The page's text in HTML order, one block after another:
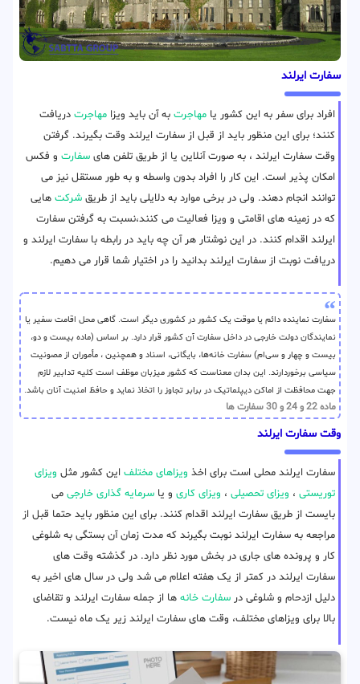
سفارت ایرلند
افراد برای سفر به این کشور یا مهاجرت به آن باید ویزا مهاجرت دریافت
کنند؛ برای این منظور باید از قبل از سفارت ایرلند وقت بگیرند. گرفتن
وقت سفارت ایرلند ، به صورت آنلاین یا از طریق تلفن های سفارت و فکس
امکان پذیر است. این کار را افراد بدون واسطه و به طور مستقل نیز می
توانند انجام دهند. ولی در برخی موارد به دلایلی باید از طریق شرکت هایی
که در زمینه های اقامتی و ویزا فعالیت می کنند،نسبت به گرفتن سفارت
ایرلند اقدام کنند. در این نوشتار هر آن چه باید در رابطه با سفارت ایرلند و
دریافت نوبت از سفارت ایرلند بدانید را در اختیار شما قرار می دهیم.
سفارت نماینده دائم یا موقت یک کشور در کشوری دیگر است. گاهی محل اقامت سفیر یا
نمایندگان دولت‌ خارجی در داخل سفارت آن کشور قرار دارد. بر اساس (ماده بیست و دو،
بیست و چهار و سی‌ام) سفارت خانه‌ها، بایگانی، اسناد و همچنین ، مأموران از مصونیت
سیاسی برخوردارند. این بدان معناست که کشور میزبان موظف است کلیه تدابیر لازم
جهت محافظت از اماکن دیپلماتیک در برابر تجاوز را اتخاذ نماید و حافظ امنیت آنان باشد.
ماده 22 و 24 و 30 سفارت ها
وقت سفارت ایرلند
سفارت ایرلند محلی است برای اخذ ویزاهای مختلف این کشور مثل ویزای
توریستی ، ویزای تحصیلی ، ویزای کاری و یا سرمایه گذاری خارجی می
بایست از طریق سفارت ایرلند اقدام کنند. برای این منظور باید حتما قبل از
مراجعه به سفارت ایرلند نوبت بگیرند که مدت زمان آن بستگی به شلوغی
کار و پرونده های جاری در بخش مورد نظر دارد. در گذشته وقت های
سفارت ایرلند در کمتر از یک هفته اعلام می شد ولی در سال های اخیر به
دلیل ازدحام و شلوغی در سفارت خانه ها از جمله سفارت ایرلند و تقاضای
بالا برای ویزاهای مختلف، وقت های سفارت ایرلند زیر یک ماه نیست.